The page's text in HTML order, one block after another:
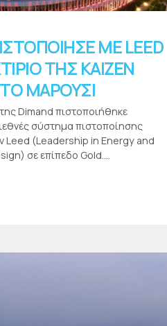
ΜΕ LEED
ΤΗΣ KAIZEN
ΜΑΡΟΥΣΙ
Dimand πιστοποιήθηκε
σύστημα πιστοποίησης
Leed (Leadership in Energy and
σε επίπεδο Gold....